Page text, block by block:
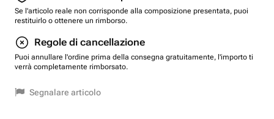
Se l'articolo reale non corrisponde alla composizione presentata, puoi
restituirlo o ottenere un rimborso.
Regole di cancellazione
Puoi annullare l'ordine prima della consegna gratuitamente, l'importo ti
verrà completamente rimborsato.
Segnalare articolo